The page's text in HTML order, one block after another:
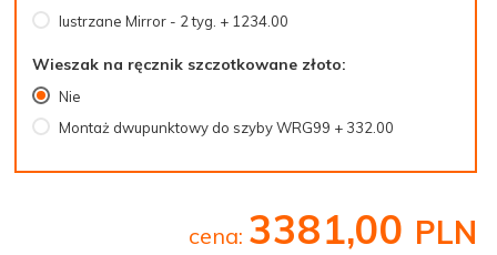
lustrzane Mirror - 2 tyg. + 1234.00
Wieszak na ręcznik szczotkowane złoto:
Nie
Montaż dwupunktowy do szyby WRG99 + 332.00
cena: 3381,00 PLN